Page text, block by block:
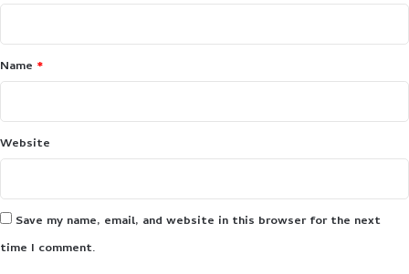
Name *
Website
Save my name, email, and website in this browser for the next
time I comment.